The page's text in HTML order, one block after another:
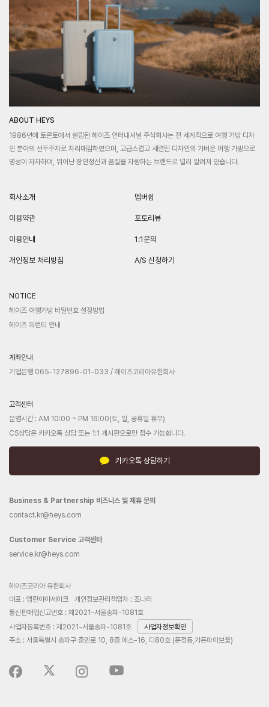
ABOUT HEYS
1986년에 토론토에서 설립된 헤이즈 인터내셔널 주식회사는 전 세계적으로 여행 가방 디자
인 분야의 선두주자로 자리매김하였으며, 고급스럽고 세련된 디자인의 가벼운 여행 가방으로
명성이 자자하며, 뛰어난 장인정신과 품질을 자랑하는 브랜드로 널리 알려져 있습니다.
회사소개
이용약관
이용안내
개인정보 처리방침
멤버쉽
포토리뷰
1:1문의
A/S 신청하기
NOTICE
헤이즈 여행가방 비밀번호 설정방법
헤이즈 워런티 안내
계좌안내
기업은행 065-127896-01-033 / 헤이즈코리아유한회사
고객센터
운영시간 : AM 10:00 ~ PM 16:00(토, 일, 공휴일 휴무)
CS상담은 카카오톡 상담 또는 1:1 게시판으로만 접수 가능합니다.
카카오톡 상담하기
Business & Partnership 비즈니스 및 제휴 문의
contact.kr@heys.com
Customer Service 고객센터
service.kr@heys.com
헤이즈코리아 유한회사
대표 : 엠란야야세이크
개인정보관리책임자 : 조나리
통신판매업신고번호 : 제2021-서울송파-1081호
사업자등록번호 : 제2021-서울송파-1081호
사업자정보확인
주소 : 서울특별시 송파구 충민로 10, 8층 에스-16, 디80호 (문정동,가든파이브툴)